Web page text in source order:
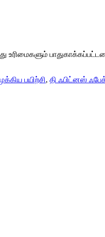
உரிமைகளும்
பயிற்சி, தி ஃபிட்னஸ்